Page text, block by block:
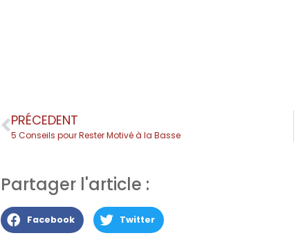
PRÉCEDENT
5 Conseils pour Rester Motivé à la Basse
Partager l'article :
Facebook Twitter